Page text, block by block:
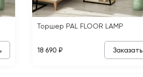
Торшер PAL FLOOR LAMP
18 690 ₽ Заказать